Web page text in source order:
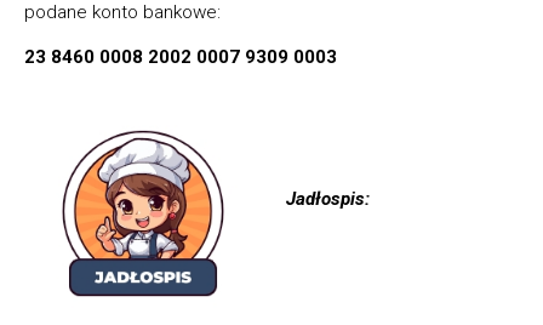
podane konto bankowe:
23 8460 0008 2002 0007 9309 0003
Jadłospis: